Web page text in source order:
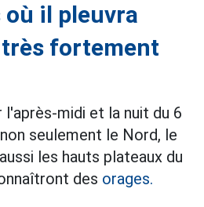
il pleuvra
fortement
l'après-midi et la nuit du 6
seulement le Nord, le
les hauts plateaux du
des orages.